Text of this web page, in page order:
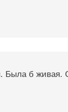
Была б живая.